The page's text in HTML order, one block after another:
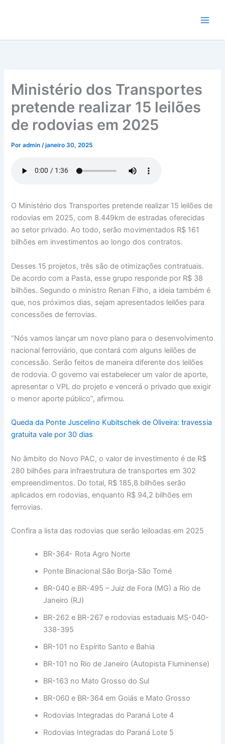
conteúdo
Ministério dos Transportes
pretende realizar 15 leilões
de rodovias em 2025
Poradmin/janeiro 30, 2025
O Ministério dos Transportes pretende realizar 15 leilões de
rodovias em 2025, com 8.449km de estradas oferecidas
ao setor privado. Ao todo, serão movimentados R$ 161
bilhões em investimentos ao longo dos contratos.
Desses 15 projetos, três são de otimizações contratuais.
De acordo com a Pasta, esse grupo responde por R$ 38
bilhões. Segundo o ministro Renan Filho, a ideia também é
que, nos próximos dias, sejam apresentados leilões para
concessões de ferrovias.
“Nós vamos lançar um novo plano para o desenvolvimento
nacional ferroviário, que contará com alguns leilões de
concessão. Serão feitos de maneira diferente dos leilões
de rodovia. O governo vai estabelecer um valor de aporte,
apresentar o VPL do projeto e vencerá o privado que exigir
o menor aporte público”, afirmou.
Queda da Ponte Juscelino Kubitschek de Oliveira: travessia
gratuita vale por 30 dias
No âmbito do Novo PAC, o valor de investimento é de R$
280 bilhões para infraestrutura de transportes em 302
empreendimentos. Do total, R$ 185,8 bilhões serão
aplicados em rodovias, enquanto R$ 94,2 bilhões em
ferrovias.
Confira a lista das rodovias que serão leiloadas em 2025
BR-364- Rota Agro Norte
Ponte Binacional São Borja-São Tomé
BR-040 e BR-495 – Juiz de Fora (MG) a Rio de
Janeiro (RJ)
BR-262 e BR-267 e rodovias estaduais MS-040-
338-395
BR-101 no Espírito Santo e Bahia
BR-101 no Rio de Janeiro (Autopista Fluminense)
BR-163 no Mato Grosso do Sul
BR-060 e BR-364 em Goiás e Mato Grosso
Rodovias Integradas do Paraná Lote 4
Rodovias Integradas do Paraná Lote 5